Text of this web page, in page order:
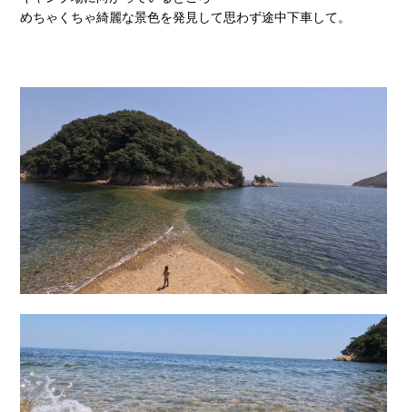
めちゃくちゃ綺麗な景色を発見して思わず途中下車して。